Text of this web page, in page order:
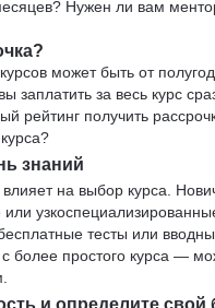
Нужен ли вам
может быть от
заплатить за весь курс
рейтинг получить
знаний
на выбор курса.
тесты или
с более простого курса —
и определите свой